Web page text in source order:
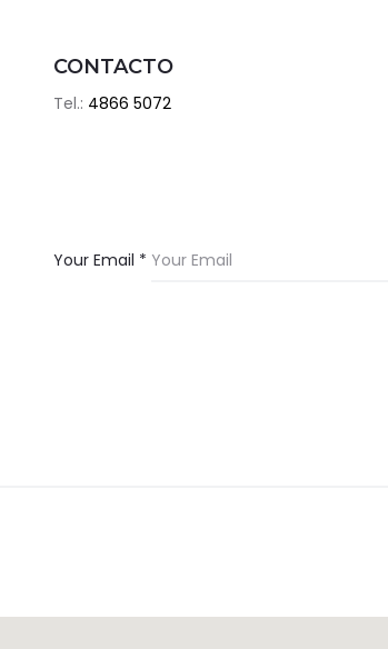
CONTACTO
Tel.: 4866 5072
Your Email *